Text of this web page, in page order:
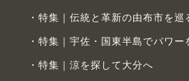
特集｜伝統と革新の由布市を巡
特集｜宇佐・国東半島でパワー
特集｜涼を探して大分へ